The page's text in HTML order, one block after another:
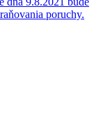
poruchy.